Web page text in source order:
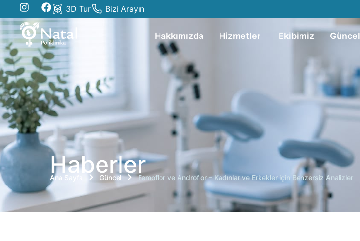
3D Tur Bizi Arayın
Hakkımızda Hizmetler Ekibimiz Güncel
Haberler
Ana Sayfa Güncel Femoflor ve Androflor – Kadınlar ve Erkekler için Benzersiz Analizler